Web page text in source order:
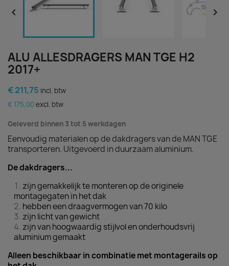
 
ALU ALLESDRAGERS MAN TGE H2
2017+
€ 211,75 incl. btw
€ 175,00 excl. btw
Geleverd binnen 3 tot 5 werkdagen
Eenvoudig materialen op de dakdragers van de MAN TGE
transporteren. Uitgevoerd in duurzaam aluminium.
De dakdragers...
zijn gemakkelijk te monteren op de originele
montagegaten in het dak
hebben een draagvermogen van 70 kilo
zijn licht van gewicht
zijn van hoogwaardig stijlvol en onderhoudsvrij
aluminium gemaakt
Alleen beschikbaar in combinatie met montagerails op